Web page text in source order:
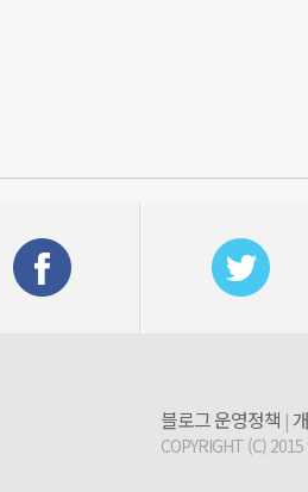
블로그 운영정책 |
COPYRIGHT (C)